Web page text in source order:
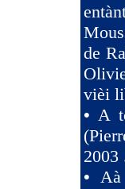
de
vièi
•A
2003
•